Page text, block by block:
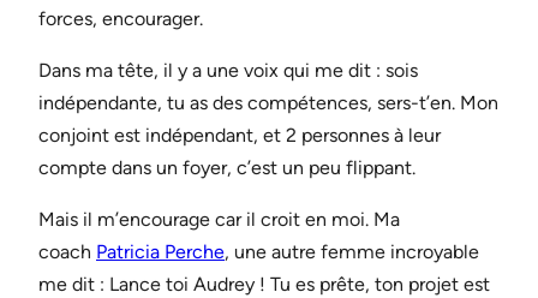
forces, encourager.
Dans ma tête, il y a une voix qui me dit : sois
indépendante, tu as des compétences, sers-t’en. Mon
conjoint est indépendant, et 2 personnes à leur
compte dans un foyer, c’est un peu flippant.
Mais il m’encourage car il croit en moi. Ma
coach Patricia Perche, une autre femme incroyable
me dit : Lance toi Audrey ! Tu es prête, ton projet est